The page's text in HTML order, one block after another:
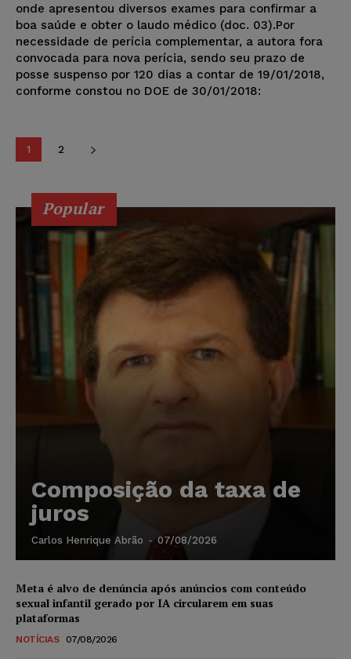
onde apresentou diversos exames para confirmar a
boa saúde e obter o laudo médico (doc. 03).Por
necessidade de perícia complementar, a autora fora
convocada para nova perícia, sendo seu prazo de
posse suspenso por 120 dias a contar de 19/01/2018,
conforme constou no DOE de 30/01/2018:
1 2
Popular
Composição da taxa de
juros
Carlos Henrique Abrão - 07/08/2026
Meta é alvo de denúncia após anúncios com conteúdo
sexual infantil gerado por IA circularem em suas
plataformas
NOTÍCIAS 07/08/2026